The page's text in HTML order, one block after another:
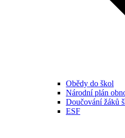
Obědy do škol
Národní plán
Doučování žáků
ESF